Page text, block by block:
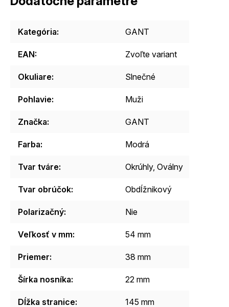
Kategória: GANT
EAN: Zvoľte variant
Okuliare: Slnečné
Pohlavie: Muži
Značka: GANT
Farba: Modrá
Tvar tváre: Okrúhly, Oválny
Tvar obrúčok: Obdĺžnikový
Polarizačný: Nie
Veľkosť v mm: 54 mm
Priemer: 38 mm
Šírka nosníka: 22 mm
Dĺžka stranice: 145 mm